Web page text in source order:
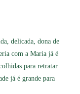
delicada, dona de
com a Maria já é
para retratar
já é grande para